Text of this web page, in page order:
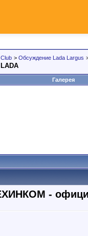
> Обсуждение Lada Largus
Галерея
-